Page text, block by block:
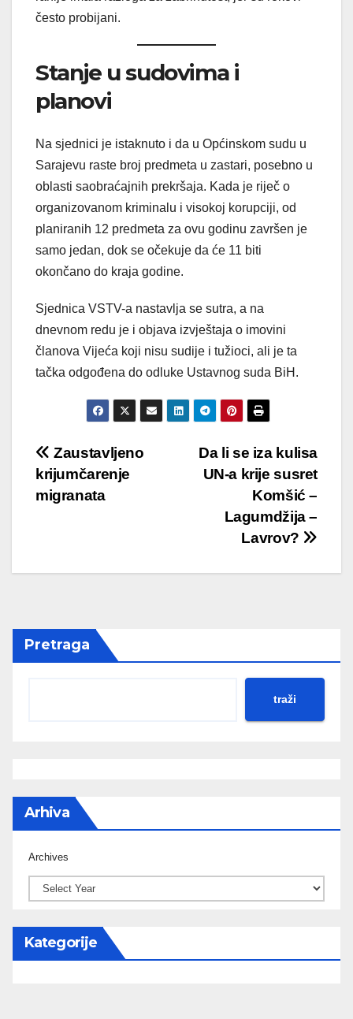
često probijani.
Stanje u sudovima i
planovi
Na sjednici je istaknuto i da u Općinskom sudu u
Sarajevu raste broj predmeta u zastari, posebno u
oblasti saobraćajnih prekršaja. Kada je riječ o
organizovanom kriminalu i visokoj korupciji, od
planiranih 12 predmeta za ovu godinu završen je
samo jedan, dok se očekuje da će 11 biti
okončano do kraja godine.
Sjednica VSTV-a nastavlja se sutra, a na
dnevnom redu je i objava izvještaja o imovini
članova Vijeća koji nisu sudije i tužioci, ali je ta
tačka odgođena do odluke Ustavnog suda BiH.
Post
navigation
Da li se iza kulisa
UN-a krije susret
Komšić –
Lagumdžija –
Lavrov?
Zaustavljeno
krijumčarenje
migranata
Pretraga
traži
Arhiva
Archives
Kategorije